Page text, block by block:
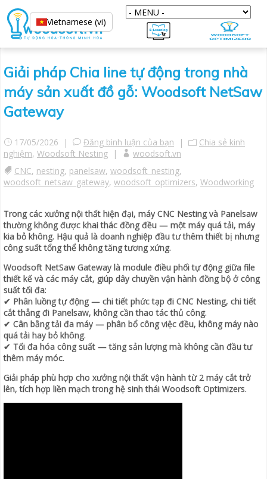
Giải pháp Chia line tự động trong nhà
máy sản xuất đồ gỗ: Woodsoft NetSaw
Gateway
17/05/2026 | Đăng bình luận của bạn |
Chia sẻ kinh
nghiệm, Woodsoft Nesting |
woodsoft.vn
CNC, nesting, panelsaw, woodsoft_nesting,
woodsoft_netsaw_gateway, woodsoft_optimizers, Woodworking
Trong các xưởng nội thất hiện đại, máy CNC Nesting và Panelsaw
thường không được khai thác đồng đều — một máy quá tải, máy
kia bỏ không. Hậu quả là doanh nghiệp đầu tư thêm thiết bị nhưng
công suất tổng thể không tăng tương xứng.
Woodsoft NetSaw Gateway là module điều phối tự động giữa file
thiết kế và các máy cắt, giúp dây chuyền vận hành đồng bộ ở công
suất tối đa:
✔ Phân luồng tự động — chi tiết phức tạp đi CNC Nesting, chi tiết
cắt thẳng đi Panelsaw, không cần thao tác thủ công.
✔ Cân bằng tải đa máy — phân bổ công việc đều, không máy nào
quá tải hay bỏ không.
✔ Tối đa hóa công suất — tăng sản lượng mà không cần đầu tư
thêm máy móc.
Giải pháp phù hợp cho xưởng nội thất vận hành từ 2 máy cắt trở
lên, tích hợp liền mạch trong hệ sinh thái Woodsoft Optimizers.
Vietnamese (vi)